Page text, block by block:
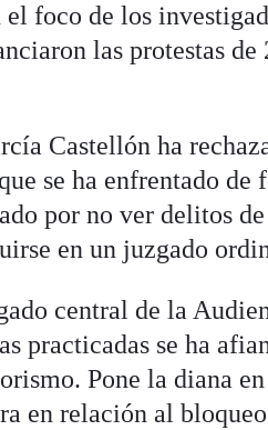
foco de los
las protestas
Castellón ha
se ha enfrentado
por no ver delitos
en un juzgado
central de la
practicadas se ha
Pone la diana
en relación al